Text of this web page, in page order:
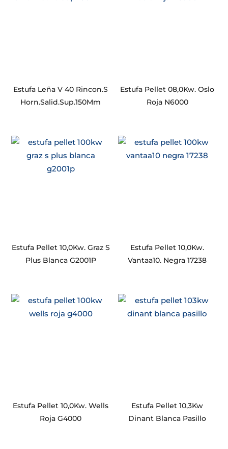
Estufa Leña V 40 Rincon.S
Horn.Salid.Sup.150Mm
Estufa Pellet 08,0Kw. Oslo
Roja N6000
Estufa Pellet 10,0Kw. Graz S
Plus Blanca G2001P
Estufa Pellet 10,0Kw.
Vantaa10. Negra 17238
Estufa Pellet 10,0Kw. Wells
Roja G4000
Estufa Pellet 10,3Kw
Dinant Blanca Pasillo